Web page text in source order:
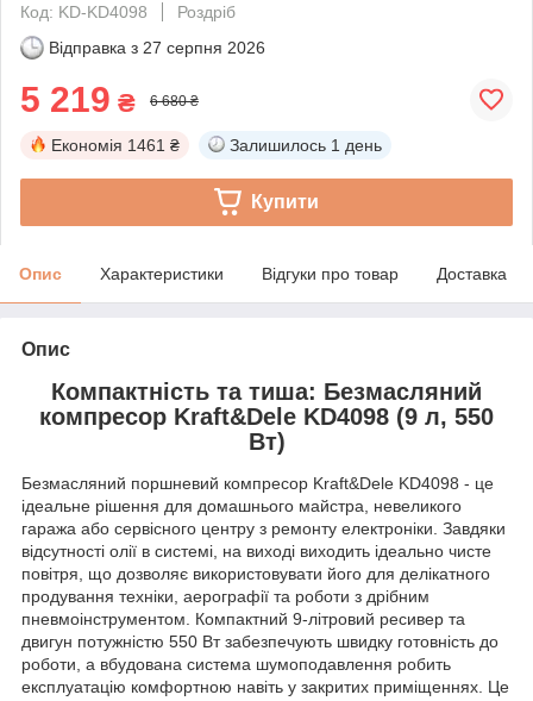
Код: KD-KD4098
Роздріб
Відправка з 27 серпня 2026
5 219 ₴ 6 680 ₴
Економія 1461 ₴ Залишилось 1 день
Купити
Опис Характеристики Відгуки про товар Доставка
Опис
Компактність та тиша: Безмасляний
компресор Kraft&Dele KD4098 (9 л, 550
Вт)
Безмасляний поршневий компресор Kraft&Dele KD4098 - це
ідеальне рішення для домашнього майстра, невеликого
гаража або сервісного центру з ремонту електроніки. Завдяки
відсутності олії в системі, на виході виходить ідеально чисте
повітря, що дозволяє використовувати його для делікатного
продування техніки, аерографії та роботи з дрібним
пневмоінструментом. Компактний 9-літровий ресивер та
двигун потужністю 550 Вт забезпечують швидку готовність до
роботи, а вбудована система шумоподавлення робить
експлуатацію комфортною навіть у закритих приміщеннях. Це